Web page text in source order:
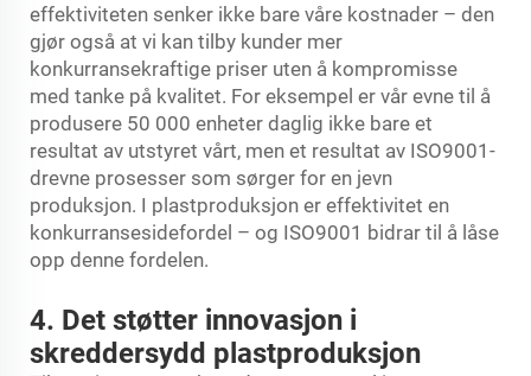
effektiviteten senker ikke bare våre kostnader – den
gjør også at vi kan tilby kunder mer
konkurransekraftige priser uten å kompromisse
med tanke på kvalitet. For eksempel er vår evne til å
produsere 50 000 enheter daglig ikke bare et
resultat av utstyret vårt, men et resultat av ISO9001-
drevne prosesser som sørger for en jevn
produksjon. I plastproduksjon er effektivitet en
konkurransesidefordel – og ISO9001 bidrar til å låse
opp denne fordelen.
4. Det støtter innovasjon i
skreddersydd plastproduksjon